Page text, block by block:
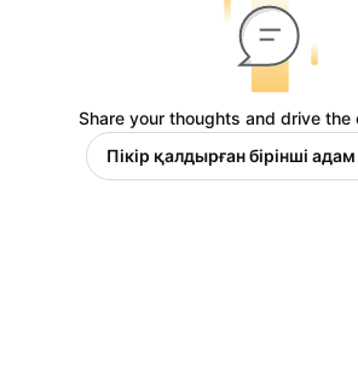
Share your thoughts and drive the
Пікір қалдырған бірінші